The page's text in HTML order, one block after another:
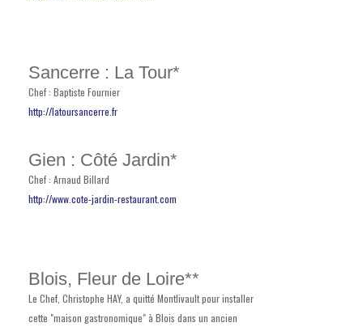
Sancerre : La Tour*
Chef : Baptiste Fournier
http://latoursancerre.fr
Gien : Côté Jardin*
Chef : Arnaud Billard
http://www.cote-jardin-restaurant.com
Blois, Fleur de Loire**
Le Chef, Christophe HAY, a quitté Montlivault pour installer
cette "maison gastronomique" à Blois dans un ancien